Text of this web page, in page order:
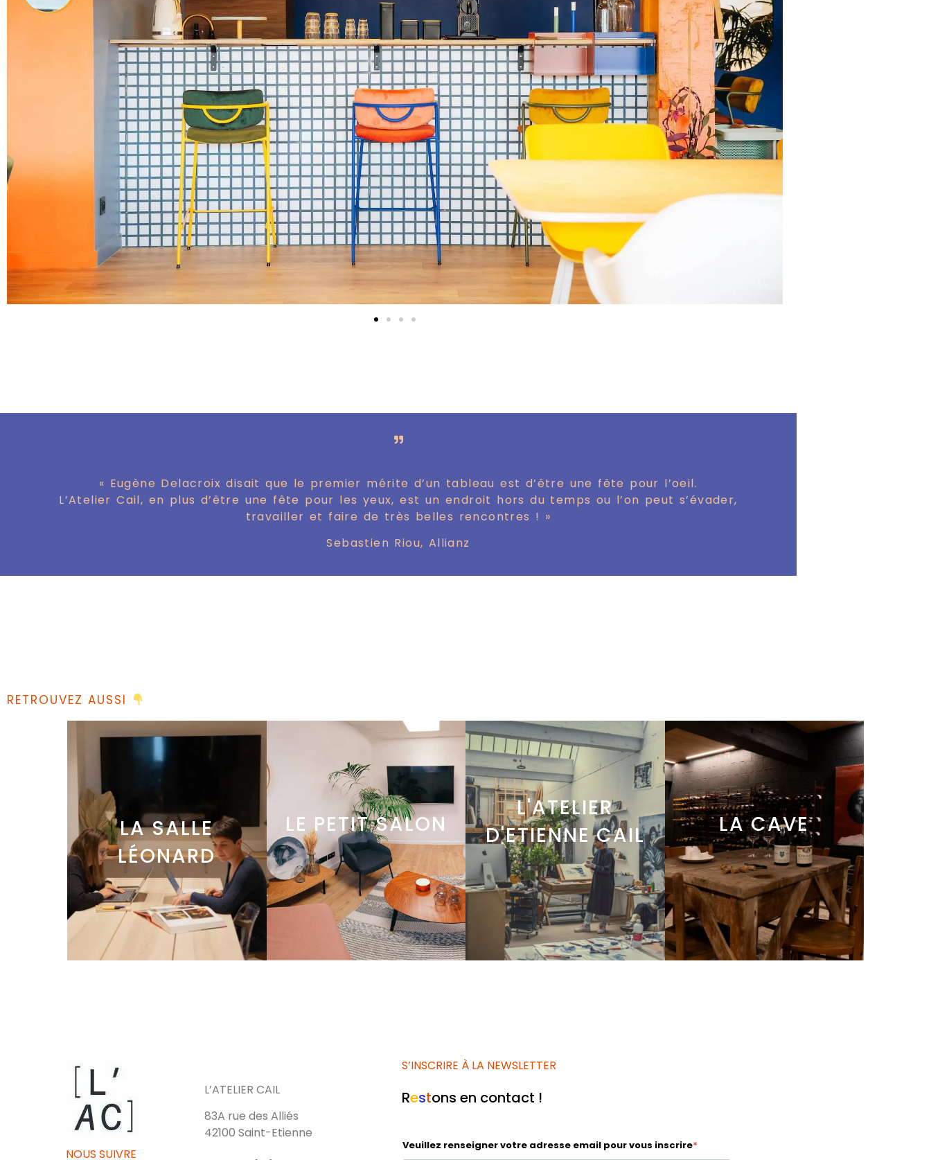
« Eugène Delacroix disait que le premier mérite d’un tableau est d’être une fête pour l’oeil.
L’Atelier Cail, en plus d’être une fête pour les yeux, est un endroit hors du temps ou l’on peut s’évader,
travailler et faire de très belles rencontres ! »
Sebastien Riou, Allianz
RETROUVEZ AUSSI
LA SALLE
LÉONARD
LE PETIT SALON
L'ATELIER
D'ETIENNE CAIL
LA CAVE
NOUS SUIVRE
L’ATELIER CAIL
83A rue des Alliés
42100 Saint-Etienne
S’INSCRIRE À LA NEWSLETTER
Restons en contact !
Veuillez renseigner votre adresse email pour vous inscrire